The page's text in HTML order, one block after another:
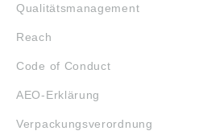
Qualitätsmanagement
Reach
Code of Conduct
AEO-Erklärung
Verpackungsverordnung